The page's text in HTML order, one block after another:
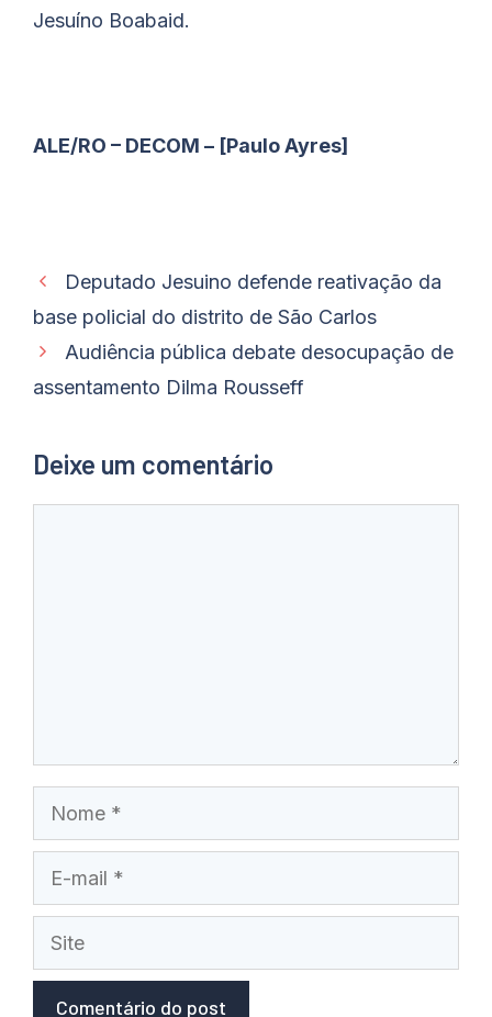
Jesuíno Boabaid.
ALE/RO – DECOM – [Paulo Ayres]
Deputado Jesuino defende reativação da
base policial do distrito de São Carlos
Audiência pública debate desocupação de
assentamento Dilma Rousseff
Deixe um comentário
Nome
mail
Site